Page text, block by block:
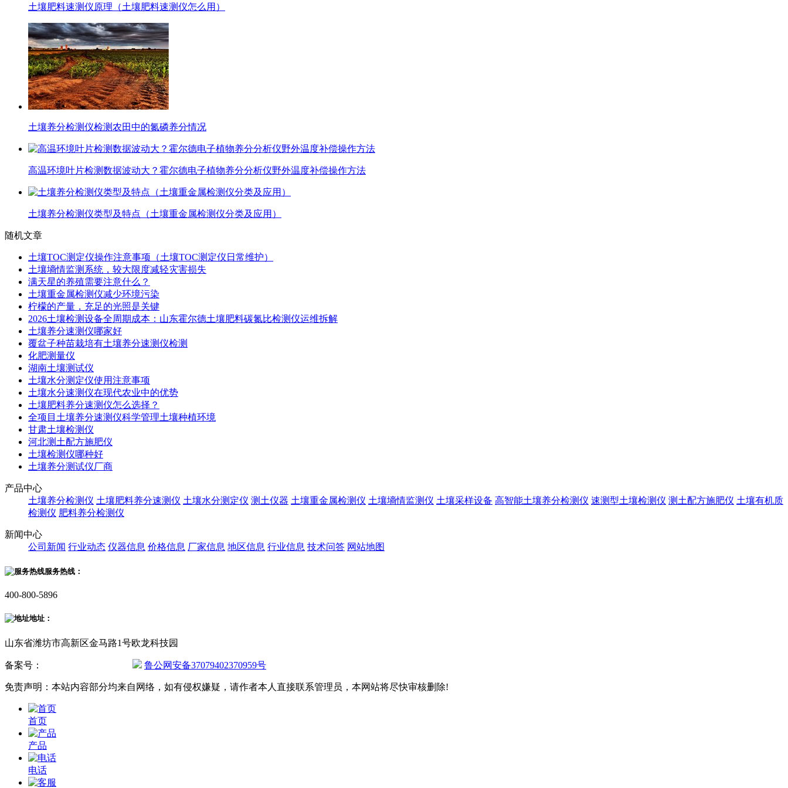
土壤肥料速测仪原理（土壤肥料速测仪怎么用）
土壤养分检测仪检测农田中的氮磷养分情况
高温环境叶片检测数据波动大？霍尔德电子植物养分分析仪野外温度补偿操作方法
土壤养分检测仪类型及特点（土壤重金属检测仪分类及应用）
随机文章
土壤TOC测定仪操作注意事项（土壤TOC测定仪日常维护）
土壤墒情监测系统，较大限度减轻灾害损失
满天星的养殖需要注意什么？
土壤重金属检测仪减少环境污染
柠檬的产量，充足的光照是关键
2026土壤检测设备全周期成本：山东霍尔德土壤肥料碳氮比检测仪运维拆解
土壤养分速测仪哪家好
覆盆子种苗栽培有土壤养分速测仪检测
化肥测量仪
湖南土壤测试仪
土壤水分测定仪使用注意事项
土壤水分速测仪在现代农业中的优势
土壤肥料养分速测仪怎么选择？
全项目土壤养分速测仪科学管理土壤种植环境
甘肃土壤检测仪
河北测土配方施肥仪
土壤检测仪哪种好
土壤养分测试仪厂商
产品中心
土壤养分检测仪 土壤肥料养分速测仪 土壤水分测定仪 测土仪器 土壤重金属检测仪 土壤墒情监测仪 土壤采样设备 高智能土壤养分检测仪 速测型土壤检测仪 测土配方施肥仪 土壤有机质
检测仪 肥料养分检测仪
新闻中心
公司新闻 行业动态 仪器信息 价格信息 厂家信息 地区信息 行业信息 技术问答 网站地图
服务热线：
400-800-5896
地址：
山东省潍坊市高新区金马路1号欧龙科技园
备案号： 鲁公网安备37079402370959号
免责声明：本站内容部分均来自网络，如有侵权嫌疑，请作者本人直接联系管理员，本网站将尽快审核删除!
首页
产品
电话